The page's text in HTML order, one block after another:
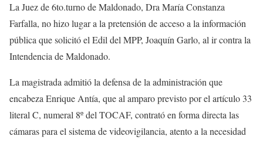
La Juez de 6to.turno de Maldonado, Dra María Constanza
Farfalla, no hizo lugar a la pretensión de acceso a la información
pública que solicitó el Edil del MPP, Joaquín Garlo, al ir contra la
Intendencia de Maldonado.
La magistrada admitió la defensa de la administración que
encabeza Enrique Antía, que al amparo previsto por el artículo 33
literal C, numeral 8º del TOCAF, contrató en forma directa las
cámaras para el sistema de videovigilancia, atento a la necesidad